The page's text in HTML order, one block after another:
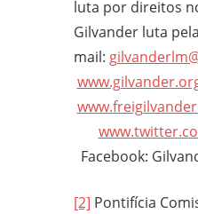
luta por direitos
Gilvander luta
mail:
Facebook:
[2] Pontifícia